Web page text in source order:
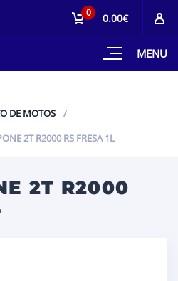
MENU
0 0.00€
DE MOTOS
2T R2000 RS FRESA 1L
2T R2000